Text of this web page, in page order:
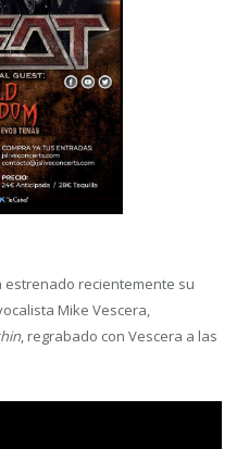
estrenado recientemente su
Mike Vescera,
, regrabado con Vescera a las